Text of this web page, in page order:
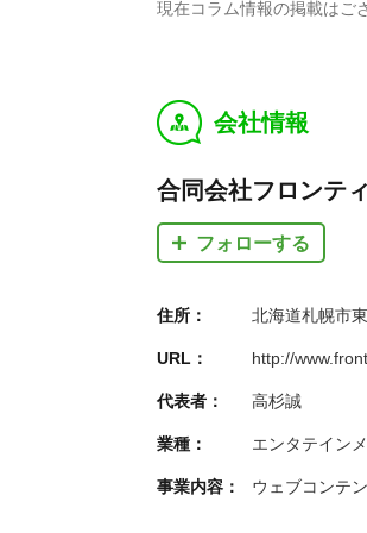
現在コラム情報の掲載はご
y 会社情報
合同会社フロンテ
フォローする
住所： 北海道札幌市
URL： http://
代表者： 高杉誠
業種： エンタテイン
事業内容： ウェブコンテ